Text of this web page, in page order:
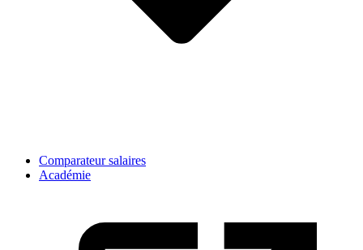
Comparateur salaires
Académie